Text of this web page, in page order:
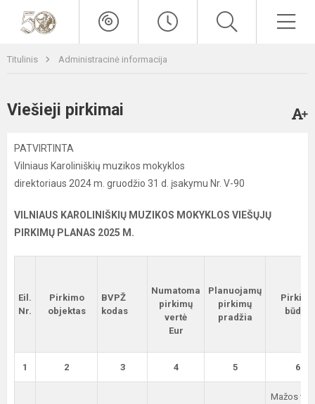
Titulinis Administracinė informacija
Viešieji pirkimai
PATVIRTINTA
Vilniaus Karoliniškių muzikos mokyklos
direktoriaus 2024 m. gruodžio 31 d. įsakymu Nr. V-90
VILNIAUS KAROLINIŠKIŲ MUZIKOS MOKYKLOS VIEŠŲJŲ
PIRKIMŲ PLANAS 2025 M.
Eil.
Nr.
Pirkimo
objektas
BVPŽ
kodas
Numatoma
pirkimų
vertė
Eur
Planuojamų
pirkimų
pradžia
Pirkimo
būdas
1 2 3 4 5 6
Mažos